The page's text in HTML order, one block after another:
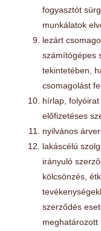
fogyasztót
munkálatok
lezárt
számítógépes
tekintetében,
csomagolást
hírlap,
előfizetéses
nyilvános
lakáscélú
irányuló
kölcsönzés,
szerződés